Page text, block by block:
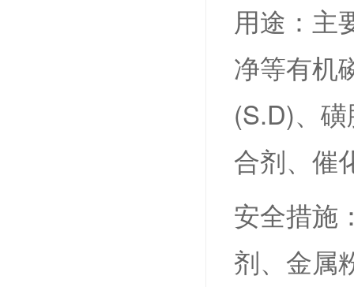
用途：主
净等有机
(S.D)、
合剂、催
安全措施
剂、金属